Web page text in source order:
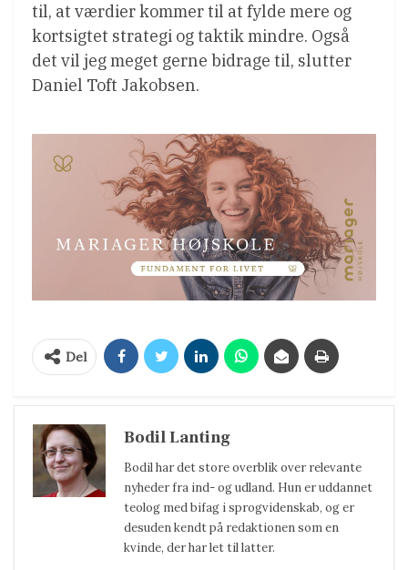
til, at værdier kommer til at fylde mere og
kortsigtet strategi og taktik mindre. Også
det vil jeg meget gerne bidrage til, slutter
Daniel Toft Jakobsen.
Del
Bodil Lanting
Bodil har det store overblik over relevante
nyheder fra ind- og udland. Hun er uddannet
teolog med bifag i sprogvidenskab, og er
desuden kendt på redaktionen som en
kvinde, der har let til latter.